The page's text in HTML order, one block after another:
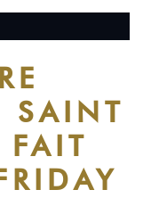
SAINT
FAIT